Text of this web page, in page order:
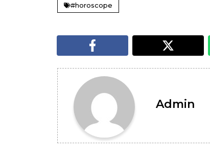
#horoscope
Admin